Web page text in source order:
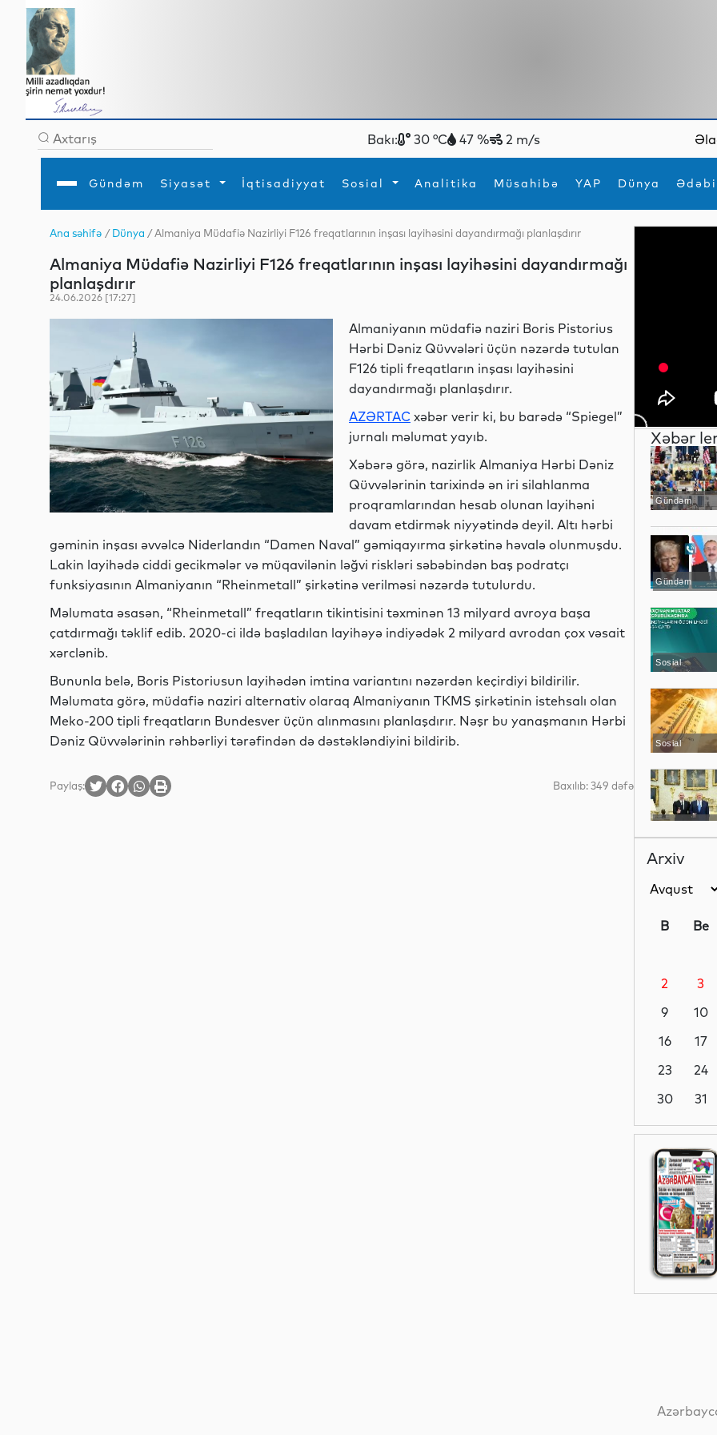
Bakı: 30 °C 47 % 2 m/s
Gündəm Siyasət İqtisadiyyat Sosial Analitika Müsahibə YAP Dünya
Gündəm
İqtisadiyyat
YAP
Analitika
Mədəniyyət
MEDİA
Xarici siyasətTurizm
Diaspor
İdmanYeni texnologiyalar
Ana səhifə /Dünya / Almaniya Müdafiə Nazirliyi F126 freqatlarının inşası layihəsini dayandırmağı planlaşdırır
Almaniya Müdafiə Nazirliyi F126 freqatlarının inşası layihəsini dayandırmağı
planlaşdırır
24.06.2026 [17:27]
Almaniyanın müdafiə naziri Boris Pistorius
Hərbi Dəniz Qüvvələri üçün nəzərdə tutulan
F126 tipli freqatların inşası layihəsini
dayandırmağı planlaşdırır.
AZƏRTAC xəbər verir ki, bu barədə “Spiegel”
jurnalı məlumat yayıb.
Xəbərə görə, nazirlik Almaniya Hərbi Dəniz
Qüvvələrinin tarixində ən iri silahlanma
proqramlarından hesab olunan layihəni
davam etdirmək niyyətində deyil. Altı hərbi
gəminin inşası əvvəlcə Niderlandın “Damen Naval” gəmiqayırma şirkətinə həvalə olunmuşdu.
Lakin layihədə ciddi gecikmələr və müqavilənin ləğvi riskləri səbəbindən baş podratçı
funksiyasının Almaniyanın “Rheinmetall” şirkətinə verilməsi nəzərdə tutulurdu.
Məlumata əsasən, “Rheinmetall” freqatların tikintisini təxminən 13 milyard avroya başa
çatdırmağı təklif edib. 2020-ci ildə başladılan layihəyə indiyədək 2 milyard avrodan çox vəsait
xərclənib.
Bununla belə, Boris Pistoriusun layihədən imtina variantını nəzərdən keçirdiyi bildirilir.
Məlumata görə, müdafiə naziri alternativ olaraq Almaniyanın TKMS şirkətinin istehsalı olan
Meko-200 tipli freqatların Bundesver üçün alınmasını planlaşdırır. Nəşr bu yanaşmanın Hərbi
Dəniz Qüvvələrinin rəhbərliyi tərəfindən də dəstəkləndiyini bildirib.
Paylaş: Baxılıb: 349 dəfə
Xəbər
Gündəm
Gündəm
Sosial
Sosial
Analitik
Dünya
Gündəm
Dünya
Elm
Arxiv
B Be
2
3
9
10
16
17
23
24
30
31